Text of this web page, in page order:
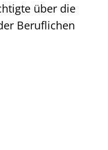
über die
Beruflichen